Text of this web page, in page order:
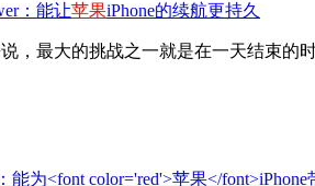
：能让苹果iPhone的续航更持久
，最大的挑战之一就是在一天结束的